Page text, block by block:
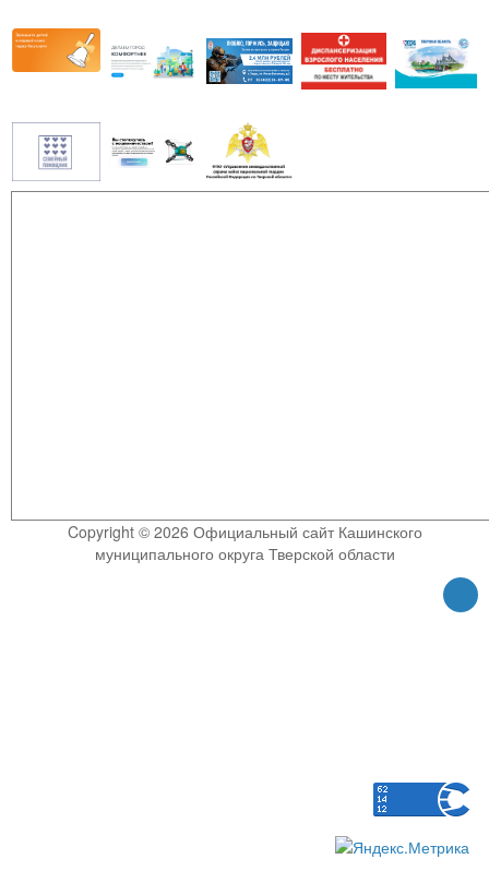
Copyright © 2026 Официальный сайт Кашинского
муниципального округа Тверской области